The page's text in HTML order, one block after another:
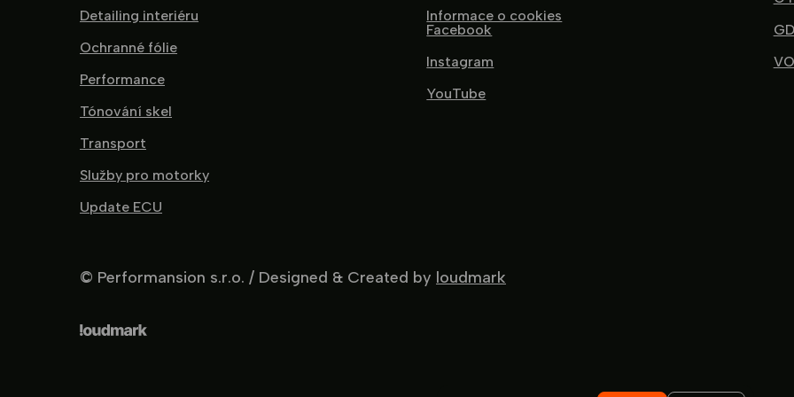
Detailing interiéru
Ochranné fólie
Performance
Tónování skel
Transport
Služby pro motorky
Update ECU
Informace o cookies
Facebook
Instagram
YouTube
© Performansion s.r.o. / Designed & Created by loudmark